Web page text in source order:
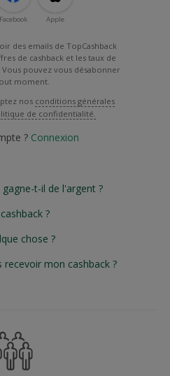
Facebook Apple
des emails de TopCashback
de cashback et les taux de
Vous pouvez vous désabonner
moment.
nos conditions générales
de confidentialité.
? Connexion
t-il de l'argent ?
?
chose ?
recevoir mon cashback ?